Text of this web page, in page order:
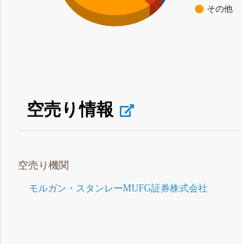
その他
空売り情報
空売り機関
モルガン・スタンレーMUFG証券株式会社